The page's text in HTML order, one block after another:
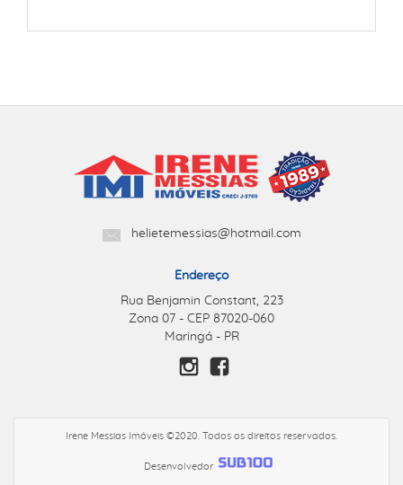
helietemessias@hotmail.com
Endereço
Rua Benjamin Constant, 223
Zona 07 - CEP 87020-060
Maringá - PR
Irene Messias Imóveis ©2020. Todos os direitos reservados.
Desenvolvedor